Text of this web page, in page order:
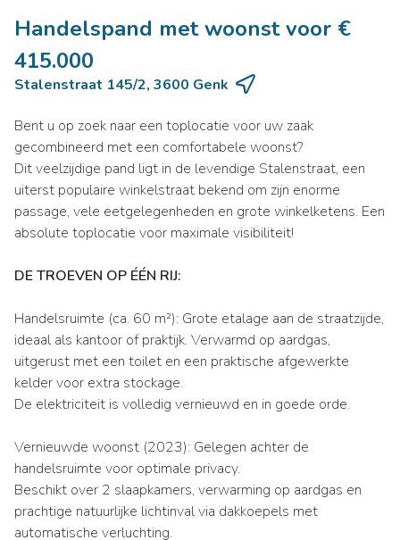
Handelspand met woonst voor €
415.000
Stalenstraat 145/2, 3600 Genk
Bent u op zoek naar een toplocatie voor uw zaak
gecombineerd met een comfortabele woonst?
Dit veelzijdige pand ligt in de levendige Stalenstraat, een
uiterst populaire winkelstraat bekend om zijn enorme
passage, vele eetgelegenheden en grote winkelketens. Een
absolute toplocatie voor maximale visibiliteit!
DE TROEVEN OP ÉÉN RIJ:
Handelsruimte (ca. 60 m²): Grote etalage aan de straatzijde,
ideaal als kantoor of praktijk. Verwarmd op aardgas,
uitgerust met een toilet en een praktische afgewerkte
kelder voor extra stockage.
De elektriciteit is volledig vernieuwd en in goede orde.
Vernieuwde woonst (2023): Gelegen achter de
handelsruimte voor optimale privacy.
Beschikt over 2 slaapkamers, verwarming op aardgas en
prachtige natuurlijke lichtinval via dakkoepels met
automatische verluchting.